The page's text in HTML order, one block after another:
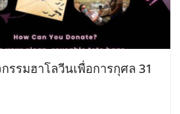
รรมฮาโลวีนเพื่อการกุศล 31